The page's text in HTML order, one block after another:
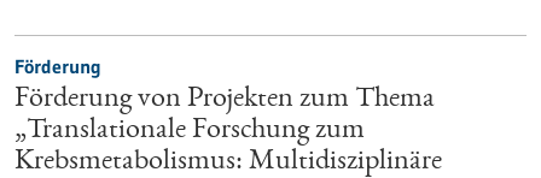
Förderung
Förderung von Projekten zum Thema
„Translationale Forschung zum
Krebsmetabolismus: Multidisziplinäre